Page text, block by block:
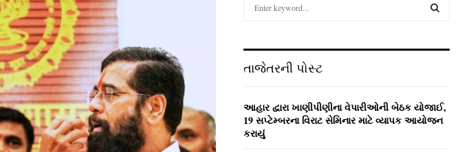
h
o
r
:
R
તાજેતરની પોસ્ટ
આહાર દ્વારા ખાણીપીણીના વેપારીઓની બેઠક યોજાઈ,
19 સપ્ટેમ્બરના વિરાટ સેમિનાર માટે વ્યાપક આયોજન
કરાયું